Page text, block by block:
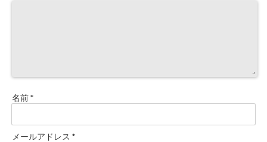
名前*
メールアドレス *